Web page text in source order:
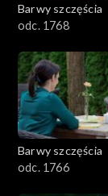
Barwy szczęścia
odc. 1768
Barwy szczęścia
odc. 1766